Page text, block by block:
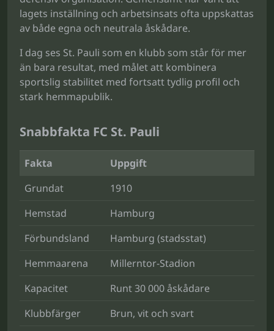
lagets inställning och arbetsinsats ofta uppskattas
av både egna och neutrala åskådare.
I dag ses St. Pauli som en klubb som står för mer
än bara resultat, med målet att kombinera
sportslig stabilitet med fortsatt tydlig profil och
stark hemmapublik.
Snabbfakta FC St. Pauli
Fakta
Uppgift
Grundat
1910
Hemstad
Hamburg
Förbundsland
Hamburg (stadsstat)
Hemmaarena
Millerntor-Stadion
Kapacitet
Runt 30 000 åskådare
Klubbfärger
Brun, vit och svart